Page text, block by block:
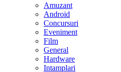
Amuzant
Android
Concursuri
Eveniment
Film
General
Hardware
Intamplari